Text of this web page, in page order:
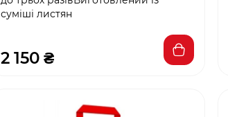
суміші листян
2 150 ₴